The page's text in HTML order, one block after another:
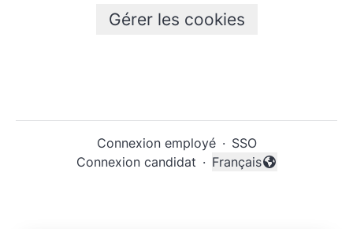
Gérer les cookies
Connexion employé · SSO
Connexion candidat ·
Changer la langue
Français